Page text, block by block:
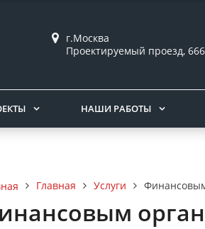
г.Москва
Проектируемый проезд,
НАШИ РАБОТЫ
Главная Услуги